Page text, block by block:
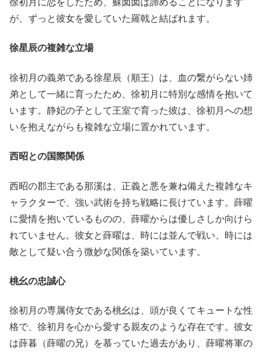
徐初月に恋をしたため、蘇囡囡は諦めることになります
が、ずっと彼女を愛していた羅戟と結ばれます。
徐星辰の複雑な立場
徐初月の義弟である徐星辰（順王）は、血の繋がらない姉
弟として一緒に育ったため、徐初月に特別な感情を抱いて
います。静妃の子として王室で育った彼は、徐初月への想
いを抱えながらも複雑な立場に置かれています。
西昭との国際関係
西昭の郡主である那溪は、正義と悪を兼ね備えた複雑なキ
ャラクターで、強い武術を持ち戦略に長けています。薛曜
に愛情を抱いているものの、薛曜からは優しさしか向けら
れていません。彼女と薛曜は、時には並んで戦い、時には
敵として疑い合う微妙な関係を築いています。
桃幺の忠誠心
徐初月の専属侍女である桃幺は、頭が良くてキュートな性
格で、徐初月を心から愛する親友のような存在です。彼女
は薛暮（薛曜の兄）を慕っていた過去があり、薛曜将軍の